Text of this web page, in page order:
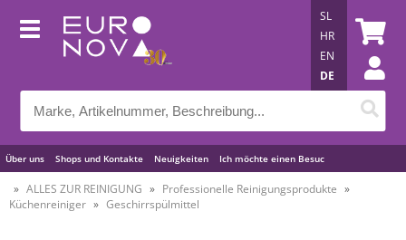
Über uns Shops und Kontakte Neuigkeiten Ich möchte einen Besuc
Nützliche Tipps
SL
HR
EN
DE
ALLES ZUR REINIGUNG
Professionelle Reinigungsprodukte
Küchenreiniger
Geschirrspülmittel